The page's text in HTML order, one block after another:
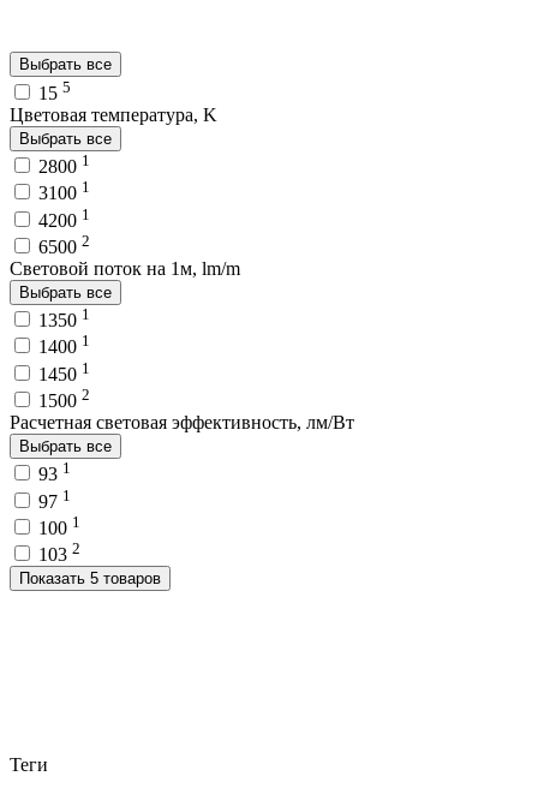
Выбрать все
15 5
Цветовая температура, K
Выбрать все
2800 1
3100 1
4200 1
6500 2
Световой поток на 1м, lm/m
Выбрать все
1350 1
1400 1
1450 1
1500 2
Расчетная световая эффективность, лм/Вт
Выбрать все
93 1
97 1
100 1
103 2
Показать 5 товаров
Теги